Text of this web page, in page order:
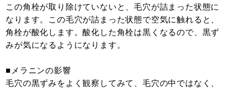
この角栓が取り除けていないと、毛穴が詰まった状態に
なります。この毛穴が詰まった状態で空気に触れると、
角栓が酸化します。酸化した角栓は黒くなるので、黒ず
みが気になるようになります。
■メラニンの影響
毛穴の黒ずみをよく観察してみて、毛穴の中ではなく、